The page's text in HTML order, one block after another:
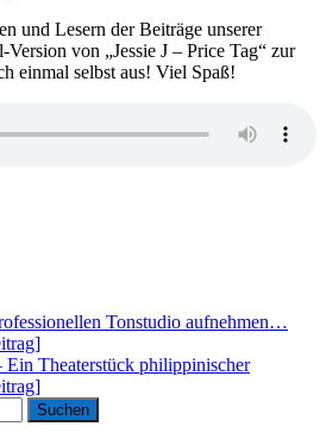
und Lesern der Beiträge unserer
Version von „Jessie J – Price Tag“ zur
einmal selbst aus! Viel Spaß!
Tonstudio aufnehmen…
Ein Theaterstück philippinischer
Suchen